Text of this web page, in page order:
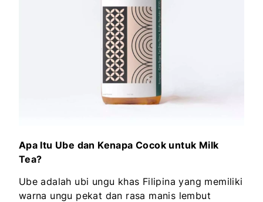
Apa Itu Ube dan Kenapa Cocok untuk Milk
Tea?
Ube adalah ubi ungu khas Filipina yang memiliki
warna ungu pekat dan rasa manis lembut